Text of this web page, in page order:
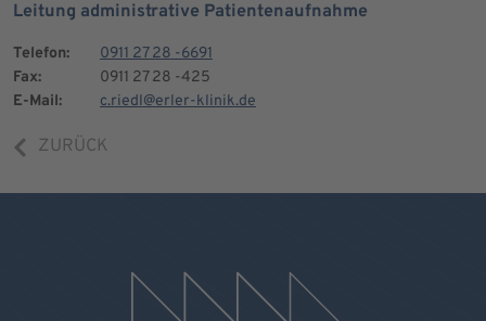
Leitung administrative Patientenaufnahme
Telefon:
0911 27 28 -6691
Fax:
0911 27 28 -425
E-Mail:
c.riedl@erler-klinik.de
ZURÜCK